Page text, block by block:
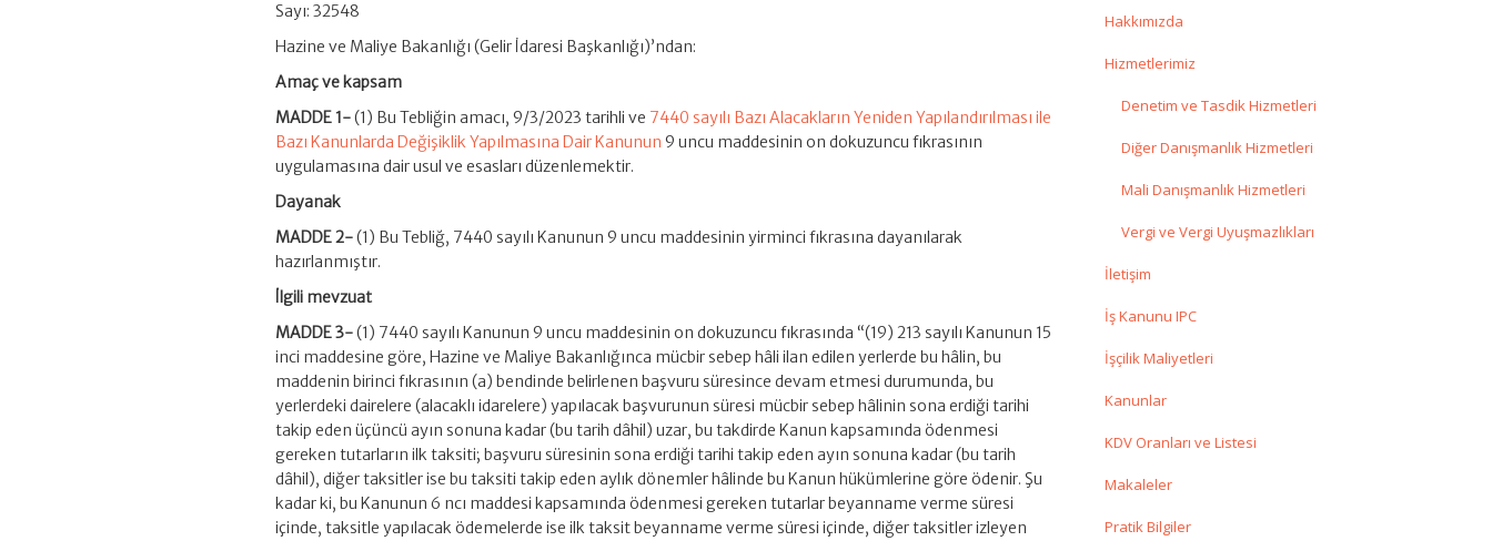
Sayı: 32548
Hazine ve Maliye Bakanlığı (Gelir İdaresi Başkanlığı)’ndan:
Amaç ve kapsam
MADDE 1-(1) Bu Tebliğin amacı, 9/3/2023 tarihli ve 7440 sayılı Bazı Alacakların Yeniden Yapılandırılması ile
Bazı Kanunlarda Değişiklik Yapılmasına Dair Kanunun 9 uncu maddesinin on dokuzuncu fıkrasının
uygulamasına dair usul ve esasları düzenlemektir.
Dayanak
MADDE 2-(1) Bu Tebliğ, 7440 sayılı Kanunun 9 uncu maddesinin yirminci fıkrasına dayanılarak
hazırlanmıştır.
İlgili mevzuat
MADDE 3-(1) 7440 sayılı Kanunun 9 uncu maddesinin on dokuzuncu fıkrasında “(19) 213 sayılı Kanunun 15
inci maddesine göre, Hazine ve Maliye Bakanlığınca mücbir sebep hâli ilan edilen yerlerde bu hâlin, bu
maddenin birinci fıkrasının (a) bendinde belirlenen başvuru süresince devam etmesi durumunda, bu
yerlerdeki dairelere (alacaklı idarelere) yapılacak başvurunun süresi mücbir sebep hâlinin sona erdiği tarihi
takip eden üçüncü ayın sonuna kadar (bu tarih dâhil) uzar, bu takdirde Kanun kapsamında ödenmesi
gereken tutarların ilk taksiti; başvuru süresinin sona erdiği tarihi takip eden ayın sonuna kadar (bu tarih
dâhil), diğer taksitler ise bu taksiti takip eden aylık dönemler hâlinde bu Kanun hükümlerine göre ödenir. Şu
kadar ki, bu Kanunun 6 ncı maddesi kapsamında ödenmesi gereken tutarlar beyanname verme süresi
içinde, taksitle yapılacak ödemelerde ise ilk taksit beyanname verme süresi içinde, diğer taksitler izleyen
Hakkımızda
Hizmetlerimiz
Denetim ve Tasdik Hizmetleri
Diğer Danışmanlık Hizmetleri
Mali Danışmanlık Hizmetleri
Vergi ve Vergi Uyuşmazlıkları
İletişim
İş Kanunu IPC
İşçilik Maliyetleri
Kanunlar
KDV Oranları ve Listesi
Makaleler
Pratik Bilgiler